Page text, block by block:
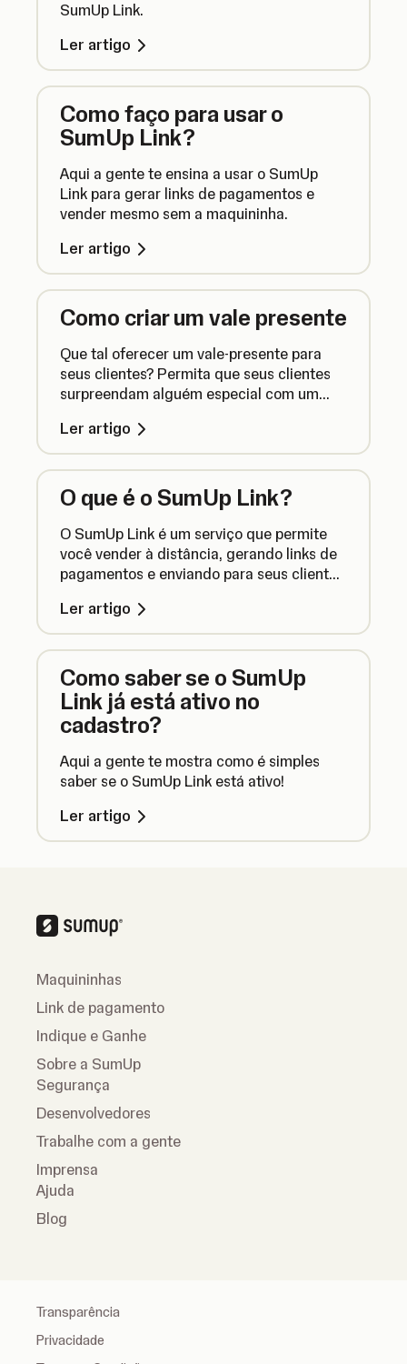
SumUp Link.
Ler artigo
Como faço para usar o
SumUp Link?
Aqui a gente te ensina a usar o SumUp
Link para gerar links de pagamentos e
vender mesmo sem a maquininha.
Ler artigo
Como criar um vale presente
Que tal oferecer um vale-presente para
seus clientes? Permita que seus clientes
surpreendam alguém especial com um
artigo, vamos te mostrar como fazer isso.
Ler artigo
O que é o SumUp Link?
O SumUp Link é um serviço que permite
você vender à distância, gerando links de
pagamentos e enviando para seus clientes
e onde mais você quiser!
Ler artigo
Como saber se o SumUp
Link já está ativo no
cadastro?
Aqui a gente te mostra como é simples
saber se o SumUp Link está ativo!
Ler artigo
Maquininhas
Link de pagamento
Indique e Ganhe
Sobre a SumUp
Segurança
Desenvolvedores
Trabalhe com a gente
Imprensa
Ajuda
Blog
Transparência
Privacidade